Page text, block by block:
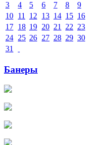
3
4 5 6 7 8
9
10 11 12 13 14 15 16
17 18 19 20 21 22 23
24 25 26 27 28 29 30
31
Банеры